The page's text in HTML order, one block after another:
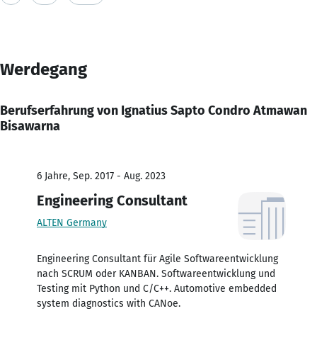
Werdegang
Berufserfahrung von Ignatius Sapto Condro Atmawan
Bisawarna
6 Jahre, Sep. 2017 - Aug. 2023
Engineering Consultant
ALTEN Germany
Engineering Consultant für Agile Softwareentwicklung
nach SCRUM oder KANBAN. Softwareentwicklung und
Testing mit Python und C/C++. Automotive embedded
system diagnostics with CANoe.